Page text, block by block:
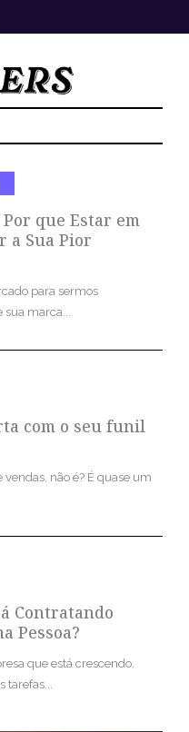
que Estar em
a Sua Pior
para sermos
marca...
com o seu funil
não é? É quase um
Contratando
Pessoa?
que está crescendo.